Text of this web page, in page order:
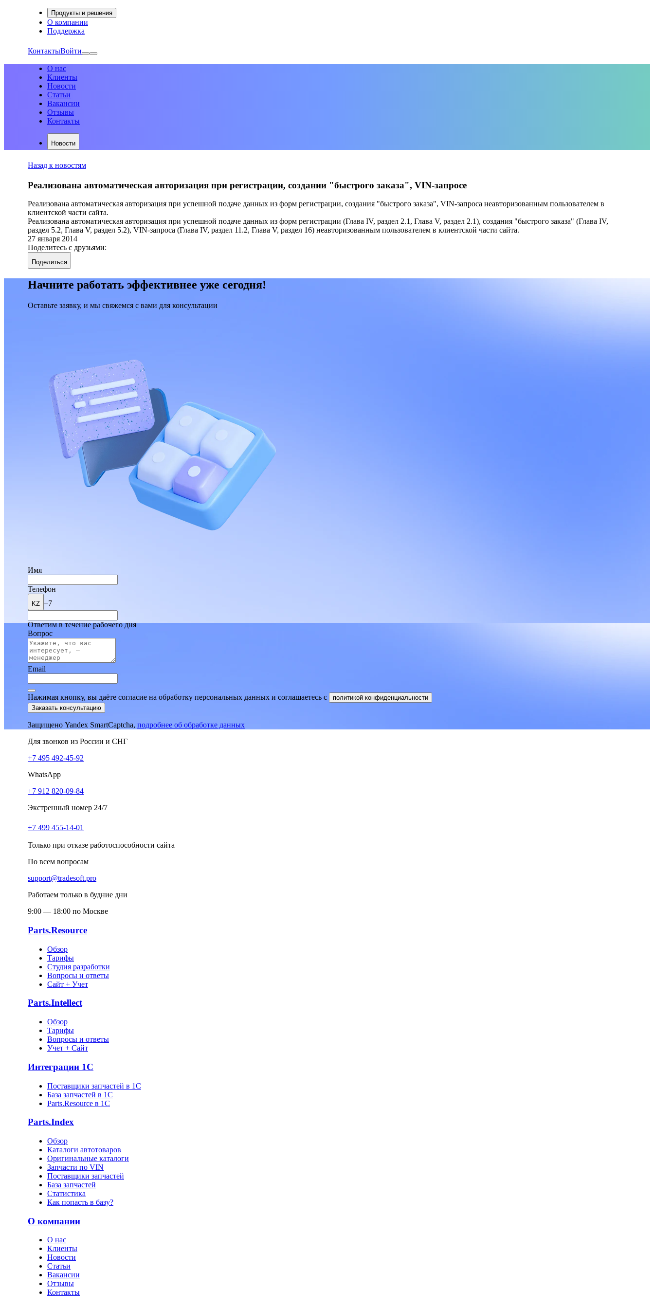
Продукты и решения
О компании
Поддержка
КонтактыВойти
О нас
Клиенты
Новости
Статьи
Вакансии
Отзывы
Контакты
Новости
Назад к новостям
Реализована автоматическая авторизация при регистрации, создании "быстрого заказа", VIN-запросе
Реализована автоматическая авторизация при успешной подаче данных из форм регистрации, создания "быстрого заказа", VIN-запроса неавторизованным пользователем в
клиентской части сайта.
Реализована автоматическая авторизация при успешной подаче данных из форм регистрации (Глава IV, раздел 2.1, Глава V, раздел 2.1), создания "быстрого заказа" (Глава IV,
раздел 5.2, Глава V, раздел 5.2), VIN-запроса (Глава IV, раздел 11.2, Глава V, раздел 16) неавторизованным пользователем в клиентской части сайта.
27 января 2014
Поделитесь с друзьями:
Поделиться
Начните работать эффективнее уже сегодня!
Оставьте заявку, и мы свяжемся с вами для консультации
Имя
Телефон
KZ +7
Ответим в течение рабочего дня
Вопрос
Email
Нажимая кнопку, вы даёте согласие на обработку персональных данных и соглашаетесь c
политикой конфиденциальности
Заказать консультацию
Защищено Yandex SmartCaptcha, подробнее об обработке данных
Для звонков из России и СНГ
+7 495 492-45-92
WhatsApp
+7 912 820-09-84
Экстренный номер 24/7
+7 499 455-14-01
Только при отказе работоспособности сайта
По всем вопросам
support@tradesoft.pro
Работаем только в будние дни
9:00 — 18:00 по Москве
Parts.Resource
Обзор
Тарифы
Студия разработки
Вопросы и ответы
Сайт + Учет
Parts.Intellect
Обзор
Тарифы
Вопросы и ответы
Учет + Сайт
Интеграции 1С
Поставщики запчастей в 1C
База запчастей в 1С
Parts.Resource в 1C
Parts.Index
Обзор
Каталоги автотоваров
Оригинальные каталоги
Запчасти по VIN
Поставщики запчастей
База запчастей
Статистика
Как попасть в базу?
О компании
О нас
Клиенты
Новости
Статьи
Вакансии
Отзывы
Контакты